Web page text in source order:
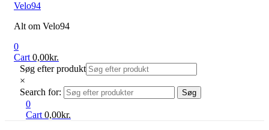
Velo94
Alt om Velo94
0
Cart 0,00kr.
Søg efter produkt
×
Search for:
Søg
0
Cart 0,00kr.